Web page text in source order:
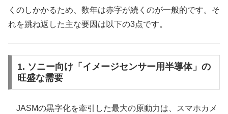
くのしかかるため、数年は赤字が続くのが一般的です。そ
れを跳ね返した主な要因は以下の3点です。
1. ソニー向け「イメージセンサー用半導体」の
旺盛な需要
JASMの黒字化を牽引した最大の原動力は、スマホカメ